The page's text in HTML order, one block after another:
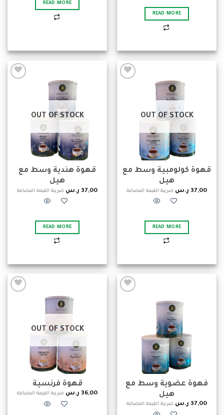
READ MORE
READ MORE
OUT OF STOCK
قهوة كولومبية وسط مع
هيل
37,00 ر.س ضريبة القيمة المضافة
READ MORE
OUT OF STOCK
قهوة هندية وسط مع
هيل
37,00 ر.س ضريبة القيمة المضافة
READ MORE
فهوة عضوية وسط مع
هيل
37,00 ر.س ضريبة القيمة المضافة
OUT OF STOCK
قهوة فرنسية
36,00 ر.س ضريبة القيمة المضافة